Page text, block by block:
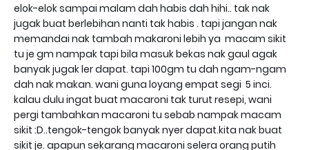
elok-elok sampai malam dah habis dah hihi.. tak nak
jugak buat berlebihan nanti tak habis . tapi jangan nak
memandai nak tambah makaroni lebih ya macam sikit
tu je gm nampak tapi bila masuk bekas nak gaul agak
banyak jugak ler dapat. tapi 100gm tu dah ngam-ngam
dah nak makan. wani guna loyang empat segi 5 inci.
kalau dulu ingat buat macaroni tak turut resepi, wani
pergi tambahkan macaroni tu sebab nampak macam
sikit :D..tengok-tengok banyak nyer dapat.kita nak buat
sikit je. apapun sekarang macaroni selera orang putih